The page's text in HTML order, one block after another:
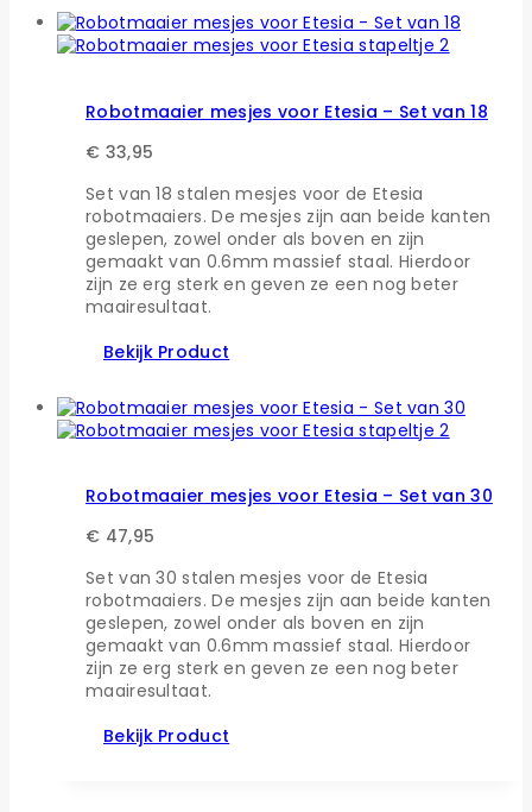
Robotmaaier mesjes voor Etesia – Set van 18
€ 33,95
Set van 18 stalen mesjes voor de Etesia
robotmaaiers. De mesjes zijn aan beide kanten
geslepen, zowel onder als boven en zijn
gemaakt van 0.6mm massief staal. Hierdoor
zijn ze erg sterk en geven ze een nog beter
maairesultaat.
Bekijk Product
Robotmaaier mesjes voor Etesia – Set van 30
€ 47,95
Set van 30 stalen mesjes voor de Etesia
robotmaaiers. De mesjes zijn aan beide kanten
geslepen, zowel onder als boven en zijn
gemaakt van 0.6mm massief staal. Hierdoor
zijn ze erg sterk en geven ze een nog beter
maairesultaat.
Bekijk Product